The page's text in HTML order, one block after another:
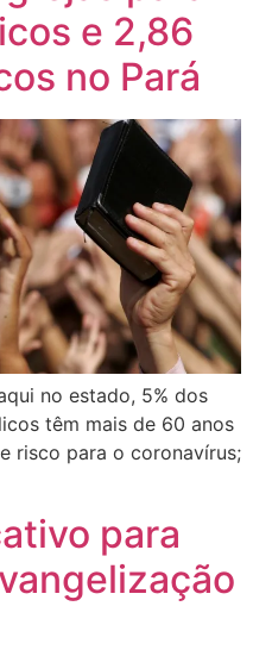
e 2,86
no Pará
no estado, 5% dos
têm mais de 60 anos
risco para o coronavírus;
para